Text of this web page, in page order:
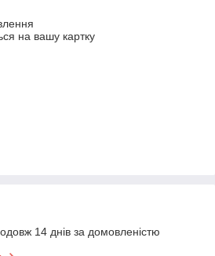
на вашу картку
14 днів за домовленістю